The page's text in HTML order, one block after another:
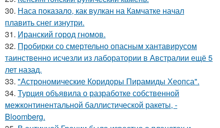
30. Наса показало, как вулкан на Камчатке начал
плавить снег изнутри.
31. Иранский город гномов.
32. Пробирки со смертельно опасным хантавирусом
таинственно исчезли из лаборатории в Австралии ещё 5
лет назад.
33. "Астрономические Коридоры Пирамиды Хеопса".
34. Турция объявила о разработке собственной
межконтинентальной баллистической ракеты, -
Bloomberg.